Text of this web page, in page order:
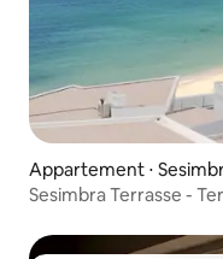
Appartement ⋅
Sesimbra Terrasse -